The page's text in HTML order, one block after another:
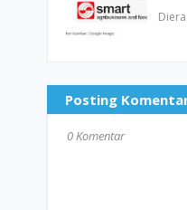
Posting
0 Komentar